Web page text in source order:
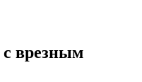
с врезным